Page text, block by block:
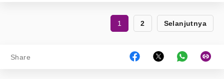
1 2 Selanjutnya
Share